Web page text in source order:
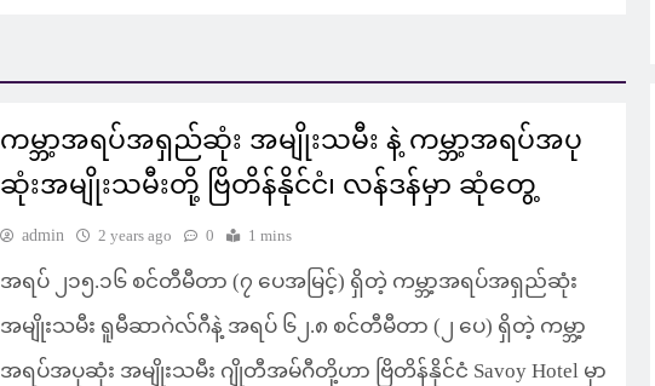
ကမ္ဘာ့အရပ်အရှည်ဆုံး အမျိုးသမီး နဲ့ ကမ္ဘာ့အရပ်အပု
ဆုံးအမျိုးသမီးတို့ ဗြိတိန်နိုင်ငံ၊ လန်ဒန်မှာ ဆုံတွေ့
admin 2 years ago 0 1 mins
အရပ် ၂၁၅.၁၆ စင်တီမီတာ (၇ ပေအမြင့်) ရှိတဲ့ ကမ္ဘာ့အရပ်အရှည်ဆုံး
အမျိုးသမီး ရူမီဆာဂဲလ်ဂီနဲ့ အရပ် ၆၂.၈ စင်တီမီတာ (၂ ပေ) ရှိတဲ့ ကမ္ဘာ့
အရပ်အပုဆုံး အမျိုးသမီး ဂျိုတီအမ်ဂီတို့ဟာ ဗြိတိန်နိုင်ငံ Savoy Hotel မှာ